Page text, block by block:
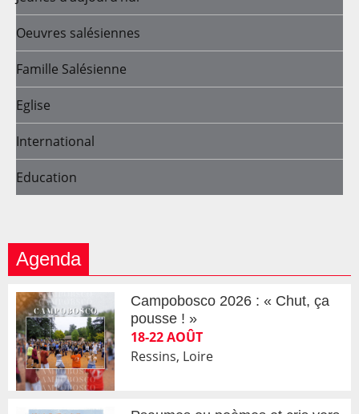
Oeuvres salésiennes
Famille Salésienne
Eglise
International
Education
Agenda
Campobosco 2026 : « Chut, ça
pousse ! »
18-22 AOÛT
Ressins, Loire